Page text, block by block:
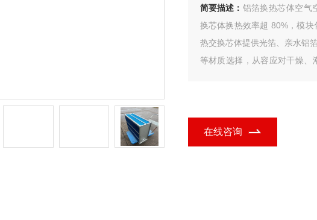
简要描述： 铝箔换热芯体空气
换芯体换热效率超 80%，模块
热交换芯体提供光箔、亲水铝箔
等材质选择，从容应对干燥、
在线咨询